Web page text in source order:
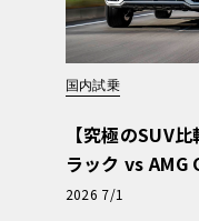
国内試乗
【究極のSUV
ラック vs AMG
極的アプローチ」
2026 7/1